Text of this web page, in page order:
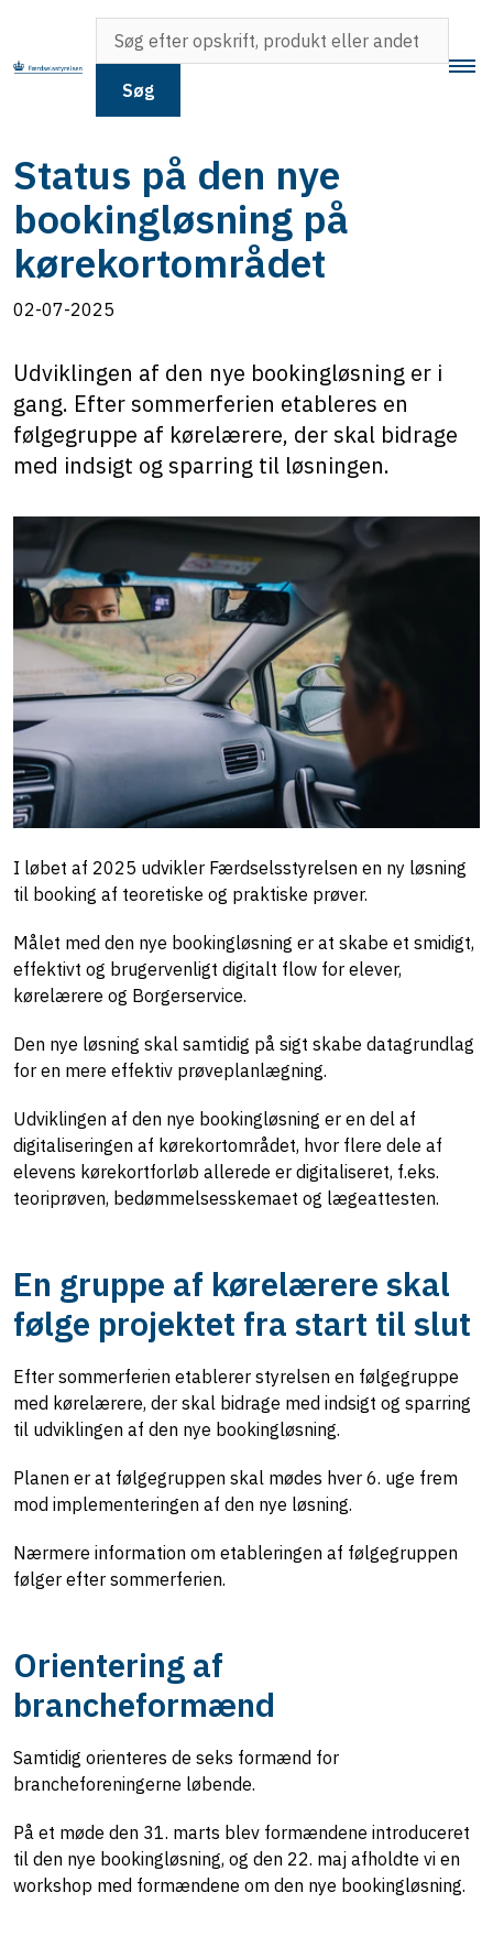
Søg
Status på den nye
bookingløsning på
kørekortområdet
02-07-2025
Udviklingen af den nye bookingløsning er i
gang. Efter sommerferien etableres en
følgegruppe af kørelærere, der skal bidrage
med indsigt og sparring til løsningen.
I løbet af 2025 udvikler Færdselsstyrelsen en ny løsning
til booking af teoretiske og praktiske prøver.
Målet med den nye bookingløsning er at skabe et smidigt,
effektivt og brugervenligt digitalt flow for elever,
kørelærere og Borgerservice.
Den nye løsning skal samtidig på sigt skabe datagrundlag
for en mere effektiv prøveplanlægning.
Udviklingen af den nye bookingløsning er en del af
digitaliseringen af kørekortområdet, hvor flere dele af
elevens kørekortforløb allerede er digitaliseret, f.eks.
teoriprøven, bedømmelsesskemaet og lægeattesten.
En gruppe af kørelærere skal
følge projektet fra start til slut
Efter sommerferien etablerer styrelsen en følgegruppe
med kørelærere, der skal bidrage med indsigt og sparring
til udviklingen af den nye bookingløsning.
Planen er at følgegruppen skal mødes hver 6. uge frem
mod implementeringen af den nye løsning.
Nærmere information om etableringen af følgegruppen
følger efter sommerferien.
Orientering af
brancheformænd
Samtidig orienteres de seks formænd for
brancheforeningerne løbende.
På et møde den 31. marts blev formændene introduceret
til den nye bookingløsning, og den 22. maj afholdte vi en
workshop med formændene om den nye bookingløsning.